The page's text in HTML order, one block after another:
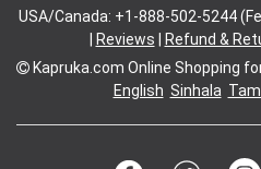
USA/Canada: +1-888-502-5244
Reviews Refund &
Kapruka.com Online Shopping
English Sinhala